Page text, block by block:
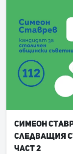
Симеон
следващия
част 2